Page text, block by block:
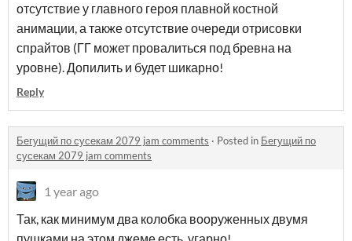
отсутствие у главного героя плавной костной
анимации, а также отсутствие очереди отрисовки
спрайтов (ГГ может провалиться под бревна на
уровне). Допилить и будет шикарно!
Reply
Бегущий по сусекам 2079 jam comments · Posted in Бегущий по
сусекам 2079 jam comments
1 year ago
Так, как минимум два колобка вооруженных двумя